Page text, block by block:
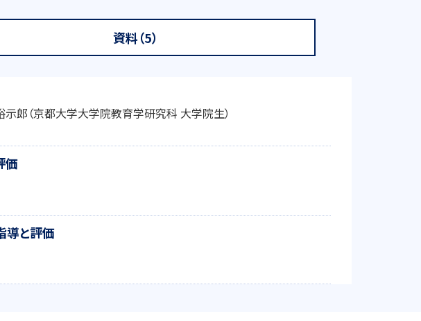
資料（5）
示郎（京都大学大学院教育学研究科 大学院生）
価
導と評価